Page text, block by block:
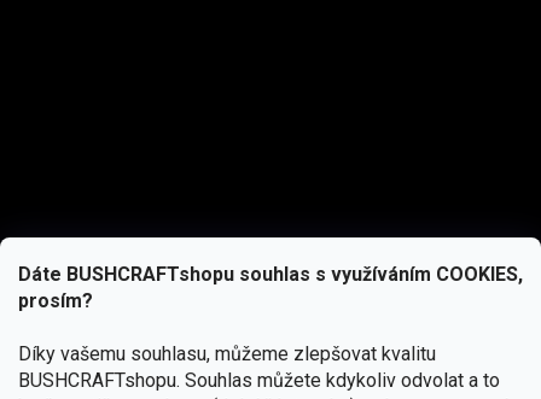
Dáte BUSHCRAFTshopu souhlas s využíváním COOKIES,
prosím?
Díky vašemu souhlasu, můžeme zlepšovat kvalitu
BUSHCRAFTshopu. Souhlas můžete kdykoliv odvolat a to